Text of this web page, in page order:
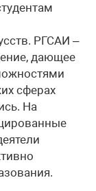
РГСАИ –
дающее
сферах
На